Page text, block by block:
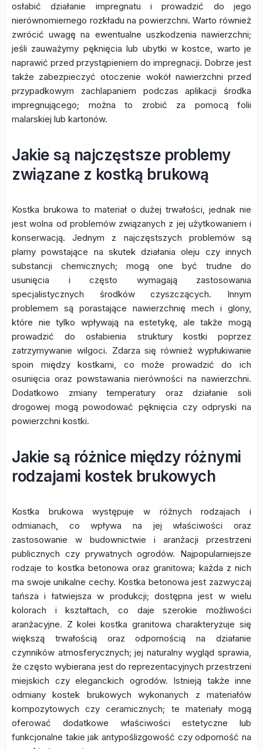
osłabić działanie impregnatu i prowadzić do jego
nierównomiernego rozkładu na powierzchni. Warto również
zwrócić uwagę na ewentualne uszkodzenia nawierzchni;
jeśli zauważymy pęknięcia lub ubytki w kostce, warto je
naprawić przed przystąpieniem do impregnacji. Dobrze jest
także zabezpieczyć otoczenie wokół nawierzchni przed
przypadkowym zachlapaniem podczas aplikacji środka
impregnującego; można to zrobić za pomocą folii
malarskiej lub kartonów.
Jakie są najczęstsze problemy
związane z kostką brukową
Kostka brukowa to materiał o dużej trwałości, jednak nie
jest wolna od problemów związanych z jej użytkowaniem i
konserwacją. Jednym z najczęstszych problemów są
plamy powstające na skutek działania oleju czy innych
substancji chemicznych; mogą one być trudne do
usunięcia i często wymagają zastosowania
specjalistycznych środków czyszczących. Innym
problemem są porastające nawierzchnię mech i glony,
które nie tylko wpływają na estetykę, ale także mogą
prowadzić do osłabienia struktury kostki poprzez
zatrzymywanie wilgoci. Zdarza się również wypłukiwanie
spoin między kostkami, co może prowadzić do ich
osunięcia oraz powstawania nierówności na nawierzchni.
Dodatkowo zmiany temperatury oraz działanie soli
drogowej mogą powodować pęknięcia czy odpryski na
powierzchni kostki.
Jakie są różnice między różnymi
rodzajami kostek brukowych
Kostka brukowa występuje w różnych rodzajach i
odmianach, co wpływa na jej właściwości oraz
zastosowanie w budownictwie i aranżacji przestrzeni
publicznych czy prywatnych ogrodów. Najpopularniejsze
rodzaje to kostka betonowa oraz granitowa; każda z nich
ma swoje unikalne cechy. Kostka betonowa jest zazwyczaj
tańsza i łatwiejsza w produkcji; dostępna jest w wielu
kolorach i kształtach, co daje szerokie możliwości
aranżacyjne. Z kolei kostka granitowa charakteryzuje się
większą trwałością oraz odpornością na działanie
czynników atmosferycznych; jej naturalny wygląd sprawia,
że często wybierana jest do reprezentacyjnych przestrzeni
miejskich czy eleganckich ogrodów. Istnieją także inne
odmiany kostek brukowych wykonanych z materiałów
kompozytowych czy ceramicznych; te materiały mogą
oferować dodatkowe właściwości estetyczne lub
funkcjonalne takie jak antypoślizgowość czy odporność na